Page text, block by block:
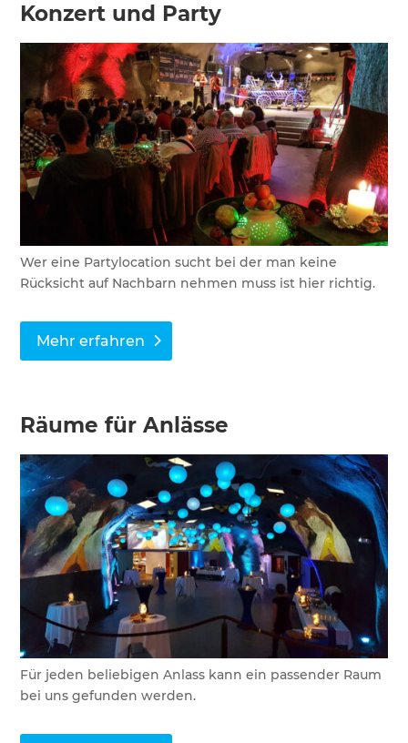
Konzert und Party
Wer eine Partylocation sucht bei der man keine
Rücksicht auf Nachbarn nehmen muss ist hier richtig.
Mehr erfahren
Räume für Anlässe
Für jeden beliebigen Anlass kann ein passender Raum
bei uns gefunden werden.